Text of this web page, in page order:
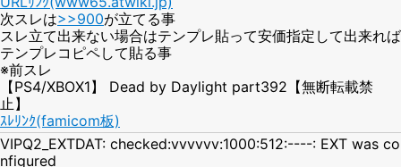
次スレは>>900が立てる事
スレ立て出来ない場合はテンプレ貼って安価指定して出来れば
テンプレコピペして貼る事
※前スレ
【PS4/XBOX1】 Dead by Daylight part392【無断転載禁
止】
ｽﾚﾘﾝｸ(famicom板)
VIPQ2_EXTDAT: checked:vvvvvv:1000:512:----: EXT was co
nfigured